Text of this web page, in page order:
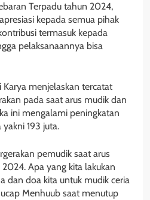
Terpadu tahun 2024,
kepada semua pihak
termasuk kepada
pelaksanaannya bisa
Karya menjelaskan tercatat
pada saat arus mudik dan
ini mengalami peningkatan
193 juta.
pemudik saat arus
Apa yang kita lakukan
dan doa kita untuk mudik ceria
Menhuub saat menutup